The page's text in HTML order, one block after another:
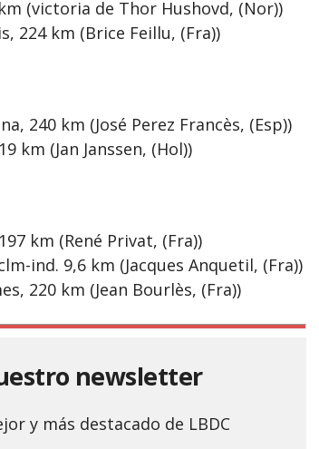
(victoria de Thor Hushovd, (Nor))
224 km (Brice Feillu, (Fra))
240 km (José Perez Francès, (Esp))
km (Jan Janssen, (Hol))
km (René Privat, (Fra))
ind. 9,6 km (Jacques Anquetil, (Fra))
220 km (Jean Bourlès, (Fra))
newsletter
y más destacado de LBDC